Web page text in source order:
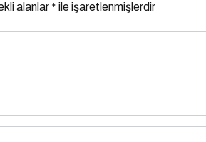
alanlar* ile işaretlenmişlerdir